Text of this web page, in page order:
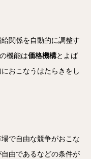
関係を自動的に調整す
機能は価格機構とよば
おこなうはたらきをし
で自由な競争がおこな
由であるなどの条件が